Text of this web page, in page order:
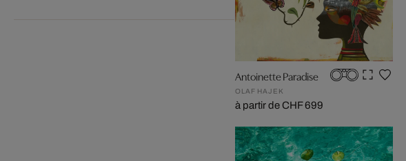
Antoinette Paradise
OLAF HAJEK
à partir de CHF 699